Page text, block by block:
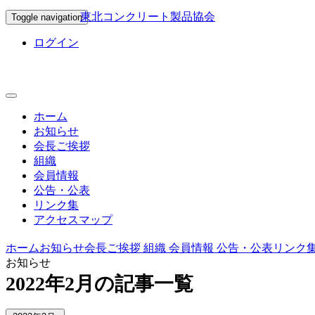
Toggle navigation東北コンクリート製品協会
ログイン
ホーム
お知らせ
会長ご挨拶
組織
会員情報
公告・公表
リンク集
アクセスマップ
ホームお知らせ会長ご挨拶 組織 会員情報 公告・公表 リンク
お知らせ
2022年2月の記事一覧